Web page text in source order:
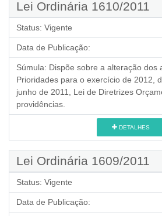
Lei Ordinária 1610/2011
Status: Vigente
Data de Publicação:
Súmula: Dispõe sobre a alteração dos
Prioridades para o exercício de 2012,
junho de 2011, Lei de Diretrizes
providências.
DETALHES
Lei Ordinária 1609/2011
Status: Vigente
Data de Publicação: